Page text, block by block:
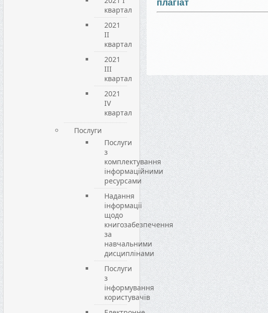
квартал
2021
ІІ
квартал
2021
ІІІ
квартал
2021
IV
квартал
Послуги
Послуги
з
комплектування
інформаційними
ресурсами
Надання
інформації
щодо
книгозабезпечення
за
навчальними
дисциплінами
Послуги
з
інформування
користувачів
плагіат